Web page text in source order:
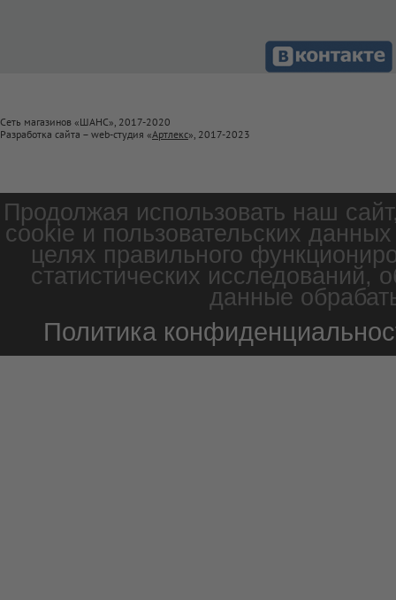
Сеть магазинов «ШАНС», 2017-2020
Разработка сайта – web-студия «Артлекс», 2017-2023
Продолжая использовать наш
cookie и пользовательских
целях правильного
статистических
данные
Политика